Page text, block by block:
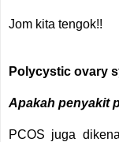
Jom kita tengok!!
Polycystic ovary
Apakah penyakit
PCOS juga